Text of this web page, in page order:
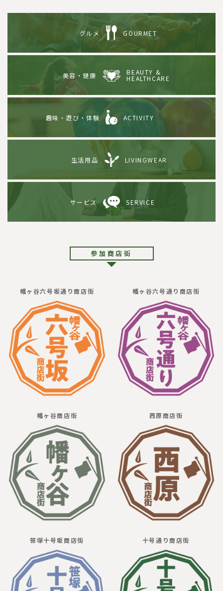
グルメ GOURMET
美容・健康 BEAUTY &
HEALTHCARE
趣味・遊び・体験 ACTIVITY
生活用品 LIVINGWEAR
サービス SERVICE
参加商店街
幡ヶ谷六号坂通り商店街 幡ヶ谷六号通り商店街
幡ヶ谷商店街 西原商店街
笹塚十号坂商店街 十号通り商店街